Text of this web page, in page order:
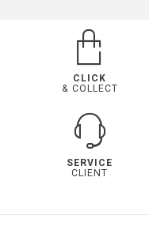
CLICK
& COLLECT
SERVICE
CLIENT